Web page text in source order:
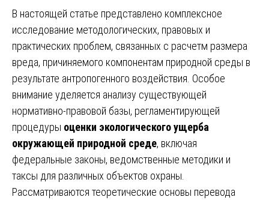
В настоящей статье представлено комплексное
исследование методологических, правовых и
практических проблем, связанных с расчетм размера
вреда, причиняемого компонентам природной среды в
результате антропогенного воздействия. Особое
внимание уделяется анализу существующей
нормативно-правовой базы, регламентирующей
процедуры оценки экологического ущерба
окружающей природной среде, включая
федеральные законы, ведомственные методики и
таксы для различных объектов охраны.
Рассматриваются теоретические основы перевода